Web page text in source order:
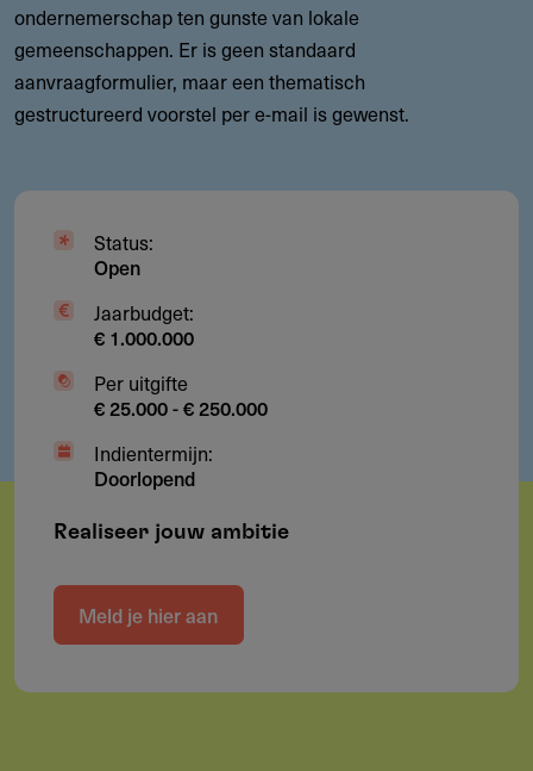
ondernemerschap ten gunste van lokale
gemeenschappen. Er is geen standaard
aanvraagformulier, maar een thematisch
gestructureerd voorstel per e-mail is gewenst.
Status:
Open
Jaarbudget:
€ 1.000.000
Per uitgifte
€ 25.000 - € 250.000
Indientermijn:
Doorlopend
Realiseer jouw ambitie
Meld je hier aan